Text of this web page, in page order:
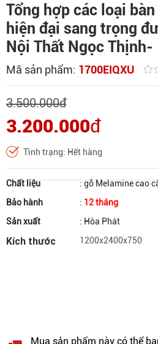
Tổng hợp các loại
hiện đại sang trọng
Nội Thất Ngọc Thịnh-
Mã sản phẩm: 1700EIQXU
3.500.000đ
3.200.000đ
Tình trạng: Hết hàng
Chất liệu
: gỗ Melamine cao
Bảo hành
: 12 tháng
Sản xuất
: Hòa Phát
Kích thước 1200x2400x750
Mua sản phẩm này có thể